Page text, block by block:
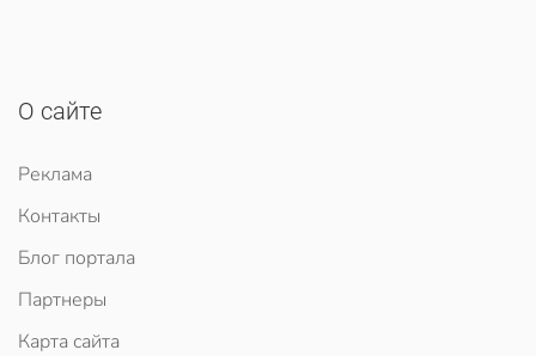
О сайте
Реклама
Контакты
Блог портала
Партнеры
Карта сайта